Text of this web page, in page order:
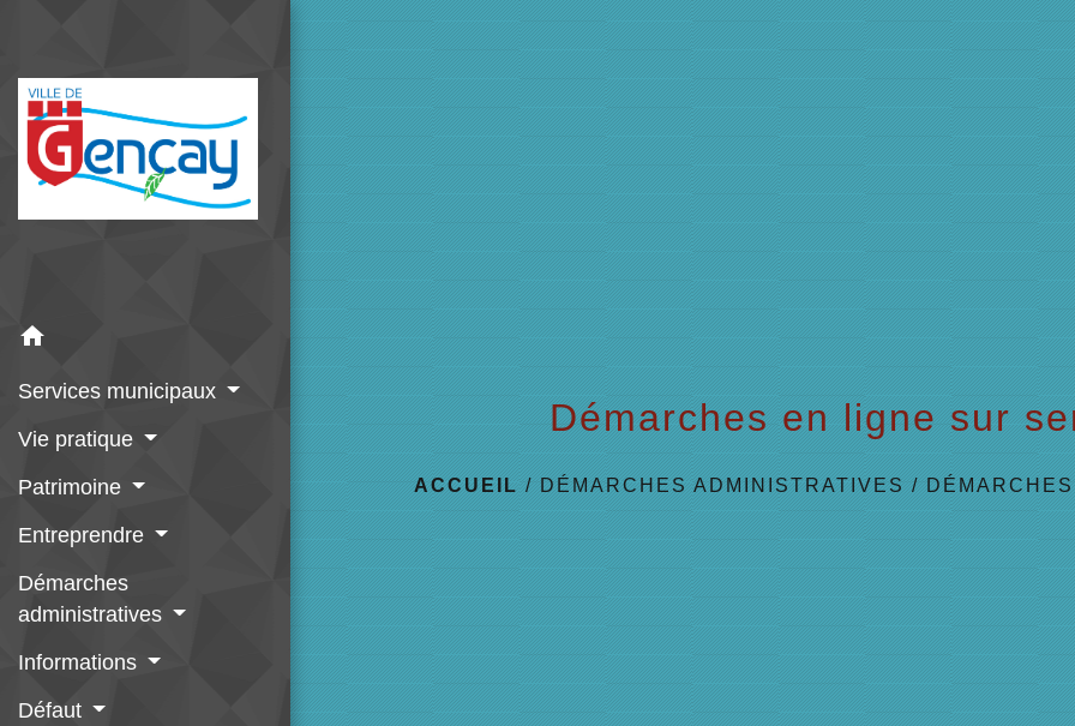
home
Services municipaux
Vie pratique
Patrimoine
Entreprendre
Démarches
administratives
Informations
Défaut
Démarches en ligne sur
ACCUEIL / DÉMARCHES ADMINISTRATIVES /